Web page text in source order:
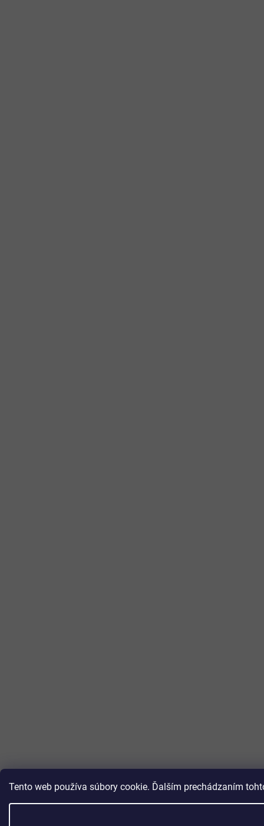
Tento web používa súbory cookie. Ďalším prechádzaním